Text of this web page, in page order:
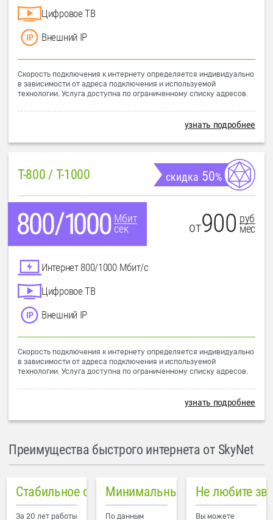
Цифровое ТВ
Внешний IP
Скорость подключения к интернету определяется индивидуально
в зависимости от адреса подключения и используемой
технологии. Услуга доступна по ограниченному списку адресов.
узнать подробнее
T-800 / T-1000 скидка 50%
Мбит
сек
от900 руб
мес
Интернет 800/1000 Мбит/с
Цифровое ТВ
Внешний IP
Скорость подключения к интернету определяется индивидуально
в зависимости от адреса подключения и используемой
технологии. Услуга доступна по ограниченному списку адресов.
узнать подробнее
Преимущества быстрого интернета от SkyNet
Стабильное соединение
За 20 лет работы
Минимальный пинг в городе
По данным
Не любите
Вы можете